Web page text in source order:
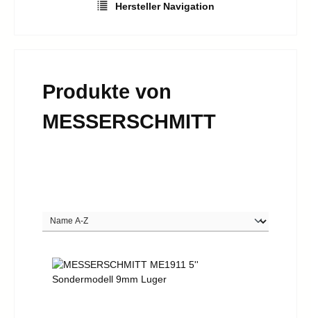
Hersteller Navigation
Produkte von
MESSERSCHMITT